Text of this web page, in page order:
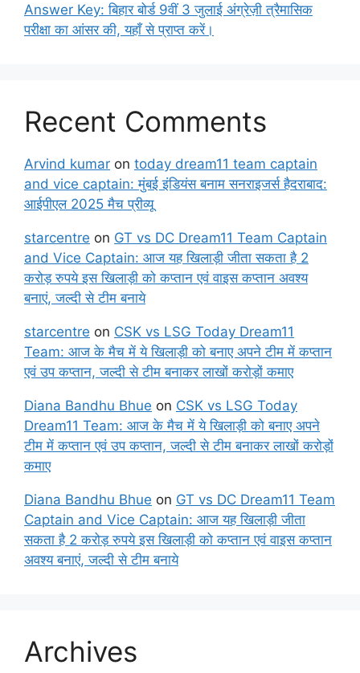
Answer Key: बिहार बोर्ड 9वीं 3 जुलाई अंग्रेज़ी त्रैमासिक
परीक्षा का आंसर की, यहाँ से प्राप्त करें।
Recent Comments
Arvind kumar on today dream11 team captain
and vice captain: मुंबई इंडियंस बनाम सनराइजर्स हैदराबाद:
आईपीएल 2025 मैच प्रीव्यू
starcentre on GT vs DC Dream11 Team Captain
and Vice Captain: आज यह खिलाड़ी जीता सकता है 2
करोड़ रुपये इस खिलाड़ी को कप्तान एवं वाइस कप्तान अवश्य
बनाएं, जल्दी से टीम बनाये
starcentre on CSK vs LSG Today Dream11
Team: आज के मैच में ये खिलाड़ी को बनाए अपने टीम में कप्तान
एवं उप कप्तान, जल्दी से टीम बनाकर लाखों करोड़ों कमाए
Diana Bandhu Bhue on CSK vs LSG Today
Dream11 Team: आज के मैच में ये खिलाड़ी को बनाए अपने
टीम में कप्तान एवं उप कप्तान, जल्दी से टीम बनाकर लाखों करोड़ों
कमाए
Diana Bandhu Bhue on GT vs DC Dream11 Team
Captain and Vice Captain: आज यह खिलाड़ी जीता
सकता है 2 करोड़ रुपये इस खिलाड़ी को कप्तान एवं वाइस कप्तान
अवश्य बनाएं, जल्दी से टीम बनाये
Archives